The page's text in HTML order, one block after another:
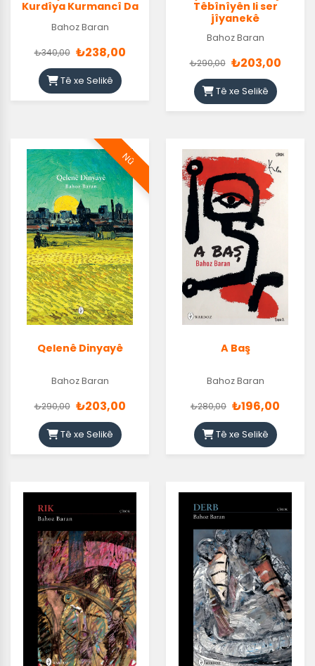
Kurdîya Kurmancî Da
Bahoz Baran
₺340,00 ₺238,00
Tê xe Selikê
Têbînîyên li ser
jîyanekê
Bahoz Baran
₺290,00 ₺203,00
Tê xe Selikê
Nû
Qelenê Dinyayê
Bahoz Baran
₺290,00 ₺203,00
Tê xe Selikê
A Baş
Bahoz Baran
₺280,00 ₺196,00
Tê xe Selikê